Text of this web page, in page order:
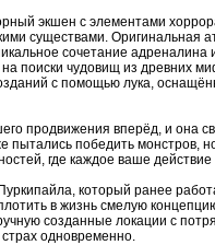
экшен с элементами
существами. Оригинальная
сочетание
поиски чудовищ из древних
с помощью лука,
продвижения вперёд, и она
победить монстров,
где каждое ваше
который ранее
в жизнь смелую
созданные локации с
одновременно.